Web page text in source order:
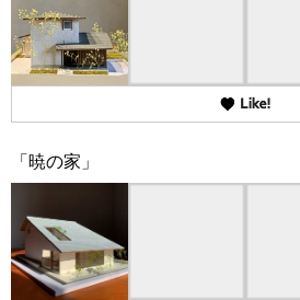
「暁の家」